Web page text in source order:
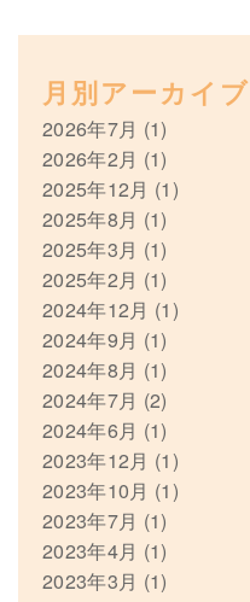
月別アーカイブ
2026年7月 (1)
2026年2月 (1)
2025年12月 (1)
2025年8月 (1)
2025年3月 (1)
2025年2月 (1)
2024年12月 (1)
2024年9月 (1)
2024年8月 (1)
2024年7月 (2)
2024年6月 (1)
2023年12月 (1)
2023年10月 (1)
2023年7月 (1)
2023年4月 (1)
2023年3月 (1)